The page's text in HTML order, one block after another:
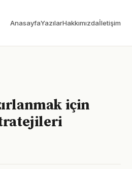
AnasayfaYazılarHakkımızdaİletişim
için